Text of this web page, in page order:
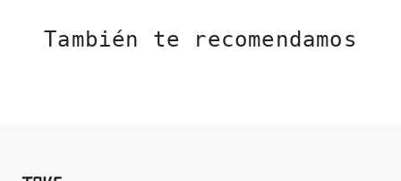
También te recomendamos